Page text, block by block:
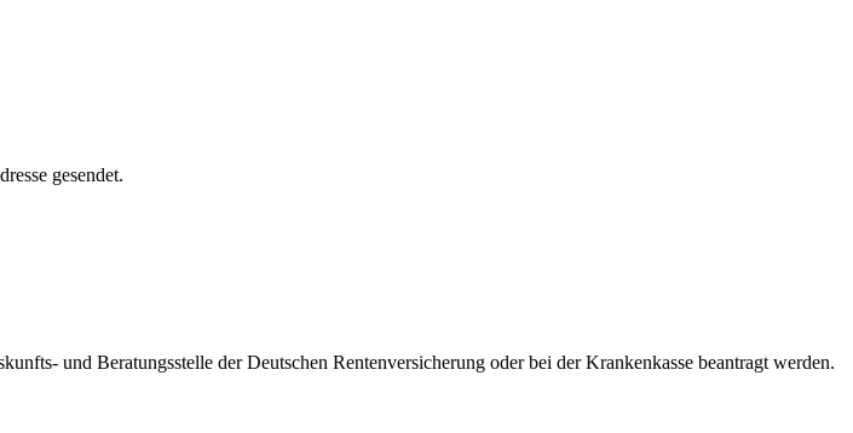
gesendet.
und Beratungsstelle der Deutschen Rentenversicherung oder bei der Krankenkasse beantragt werden.